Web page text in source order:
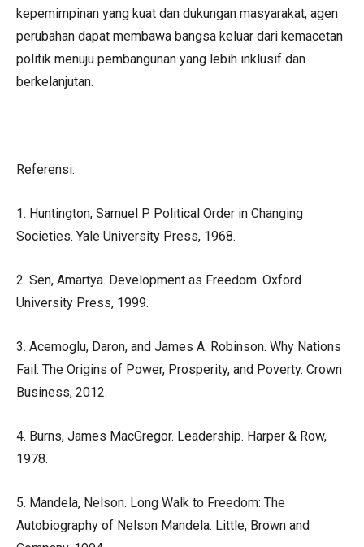
kepemimpinan yang kuat dan dukungan masyarakat, agen
perubahan dapat membawa bangsa keluar dari kemacetan
politik menuju pembangunan yang lebih inklusif dan
berkelanjutan.
Referensi:
1. Huntington, Samuel P. Political Order in Changing
Societies. Yale University Press, 1968.
2. Sen, Amartya. Development as Freedom. Oxford
University Press, 1999.
3. Acemoglu, Daron, and James A. Robinson. Why Nations
Fail: The Origins of Power, Prosperity, and Poverty. Crown
Business, 2012.
4. Burns, James MacGregor. Leadership. Harper & Row,
1978.
5. Mandela, Nelson. Long Walk to Freedom: The
Autobiography of Nelson Mandela. Little, Brown and